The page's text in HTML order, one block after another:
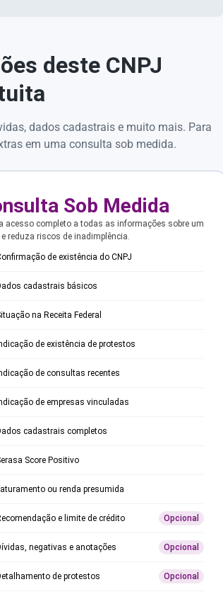
deste CNPJ
dados cadastrais e muito mais. Para
em uma consulta sob medida.
Sob Medida
acesso completo a todas as informações sobre um
e reduza riscos de inadimplência.
de existência do CNPJ
cadastrais básicos
na Receita Federal
de existência de protestos
de consultas recentes
de empresas vinculadas
cadastrais completos
Score Positivo
ou renda presumida
e limite de crédito Opcional
negativas e anotações Opcional
de protestos Opcional